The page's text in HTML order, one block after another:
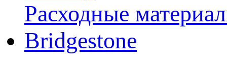
Расходные
Bridgestone